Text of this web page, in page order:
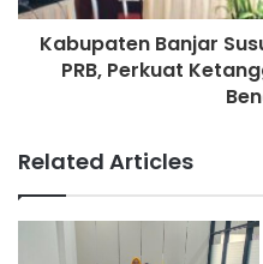
Kabupaten Banjar
PRB, Perkuat
Related Articles